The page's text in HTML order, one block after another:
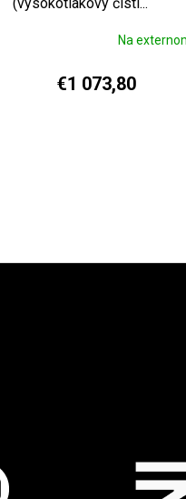
Na
€1 073,80